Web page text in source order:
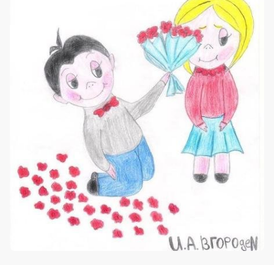
Искусство исцелять
Премия 2026 (текущая)
Премия 2025
Эксперты